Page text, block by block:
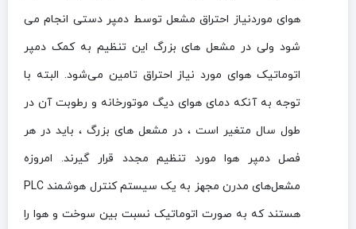
هوای موردنیاز احتراق مشعل توسط دمپر دستی انجام می
شود ولی در مشعل های بزرگ این تنظیم به کمک دمپر
اتوماتیک هوای مورد نیاز احتراق تامین می‌شود. البته با
توجه به آنکه دمای هوای دیگ موتور‌خانه و رطوبت آن در
طول سال متغیر است ، در مشعل های بزرگ ، باید در هر
فصل دمپر‌ هوا مورد تنظیم مجدد قرار گیرند. امروزه
مشعل‌های مدرن مجهز به یک سیستم کنترل هوشمند PLC
هستند که به صورت اتوماتیک نسبت بین سوخت و هوا را